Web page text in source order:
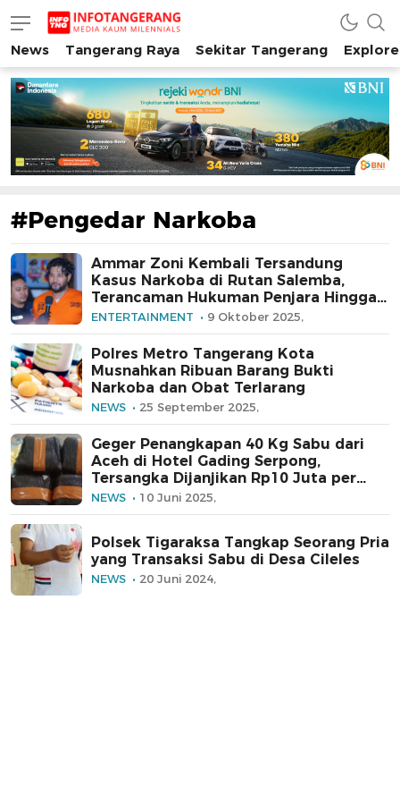
INFO TANGERANG
Media Kaum Millenials Tangerang Raya
News Tangerang Raya Sekitar Tangerang
#Pengedar Narkoba
Ammar Zoni Kembali Tersandung
Kasus Narkoba di Rutan Salemba,
Terancaman Hukuman Penjara Hingga
Seumur Hidup
ENTERTAINMENT 9 Oktober 2025,
Polres Metro Tangerang Kota
Musnahkan Ribuan Barang Bukti
Narkoba dan Obat Terlarang
NEWS 25 September 2025,
Geger Penangkapan 40 Kg Sabu dari
Aceh di Hotel Gading Serpong,
Tersangka Dijanjikan Rp10 Juta per
Kilogram
NEWS 10 Juni 2025,
Polsek Tigaraksa Tangkap Seorang Pria
yang Transaksi Sabu di Desa Cileles
NEWS 20 Juni 2024,